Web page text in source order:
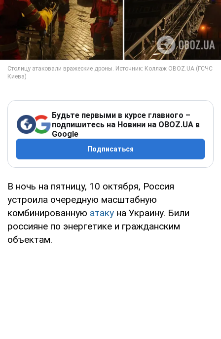
Будьте первыми в курсе главного –
подпишитесь на Новини на OBOZ.UA в
Google
Подписаться
В ночь на пятницу, 10 октября, Россия
устроила очередную масштабную
комбинированную атаку на Украину. Били
россияне по энергетике и гражданским
объектам.